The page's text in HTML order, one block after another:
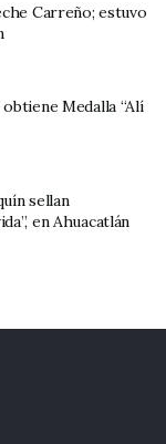
Carreño; estuvo
Medalla “Alí
sellan
en Ahuacatlán